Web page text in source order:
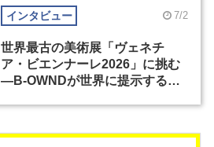
インタビュー 7/2
世界最古の美術展「ヴェネチ
ア・ビエンナーレ2026」に挑む
―B-OWNDが世界に提示する美